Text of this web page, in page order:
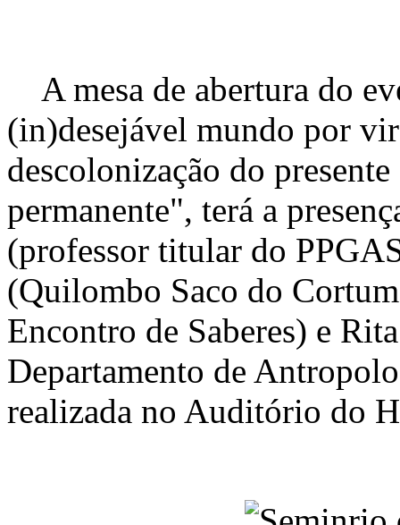
A mesa de abertura do
(in)desejável mundo por
descolonização do
permanente", terá a
(professor titular do
(Quilombo Saco do
Encontro de Saberes) e
Departamento de
realizada no Auditório do